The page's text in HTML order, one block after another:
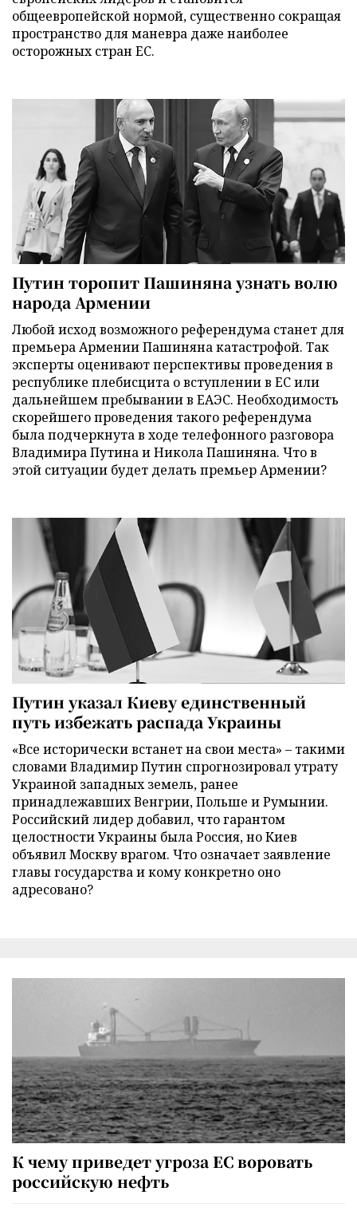
общеевропейской нормой, существенно сокращая
пространство для маневра даже наиболее
осторожных стран ЕС.
Путин торопит Пашиняна узнать волю
народа Армении
Любой исход возможного референдума станет для
премьера Армении Пашиняна катастрофой. Так
эксперты оценивают перспективы проведения в
республике плебисцита о вступлении в ЕС или
дальнейшем пребывании в ЕАЭС. Необходимость
скорейшего проведения такого референдума
была подчеркнута в ходе телефонного разговора
Владимира Путина и Никола Пашиняна. Что в
этой ситуации будет делать премьер Армении?
Путин указал Киеву единственный
путь избежать распада Украины
«Все исторически встанет на свои места» – такими
словами Владимир Путин спрогнозировал утрату
Украиной западных земель, ранее
принадлежавших Венгрии, Польше и Румынии.
Российский лидер добавил, что гарантом
целостности Украины была Россия, но Киев
объявил Москву врагом. Что означает заявление
главы государства и кому конкретно оно
адресовано?
К чему приведет угроза ЕС воровать
российскую нефть